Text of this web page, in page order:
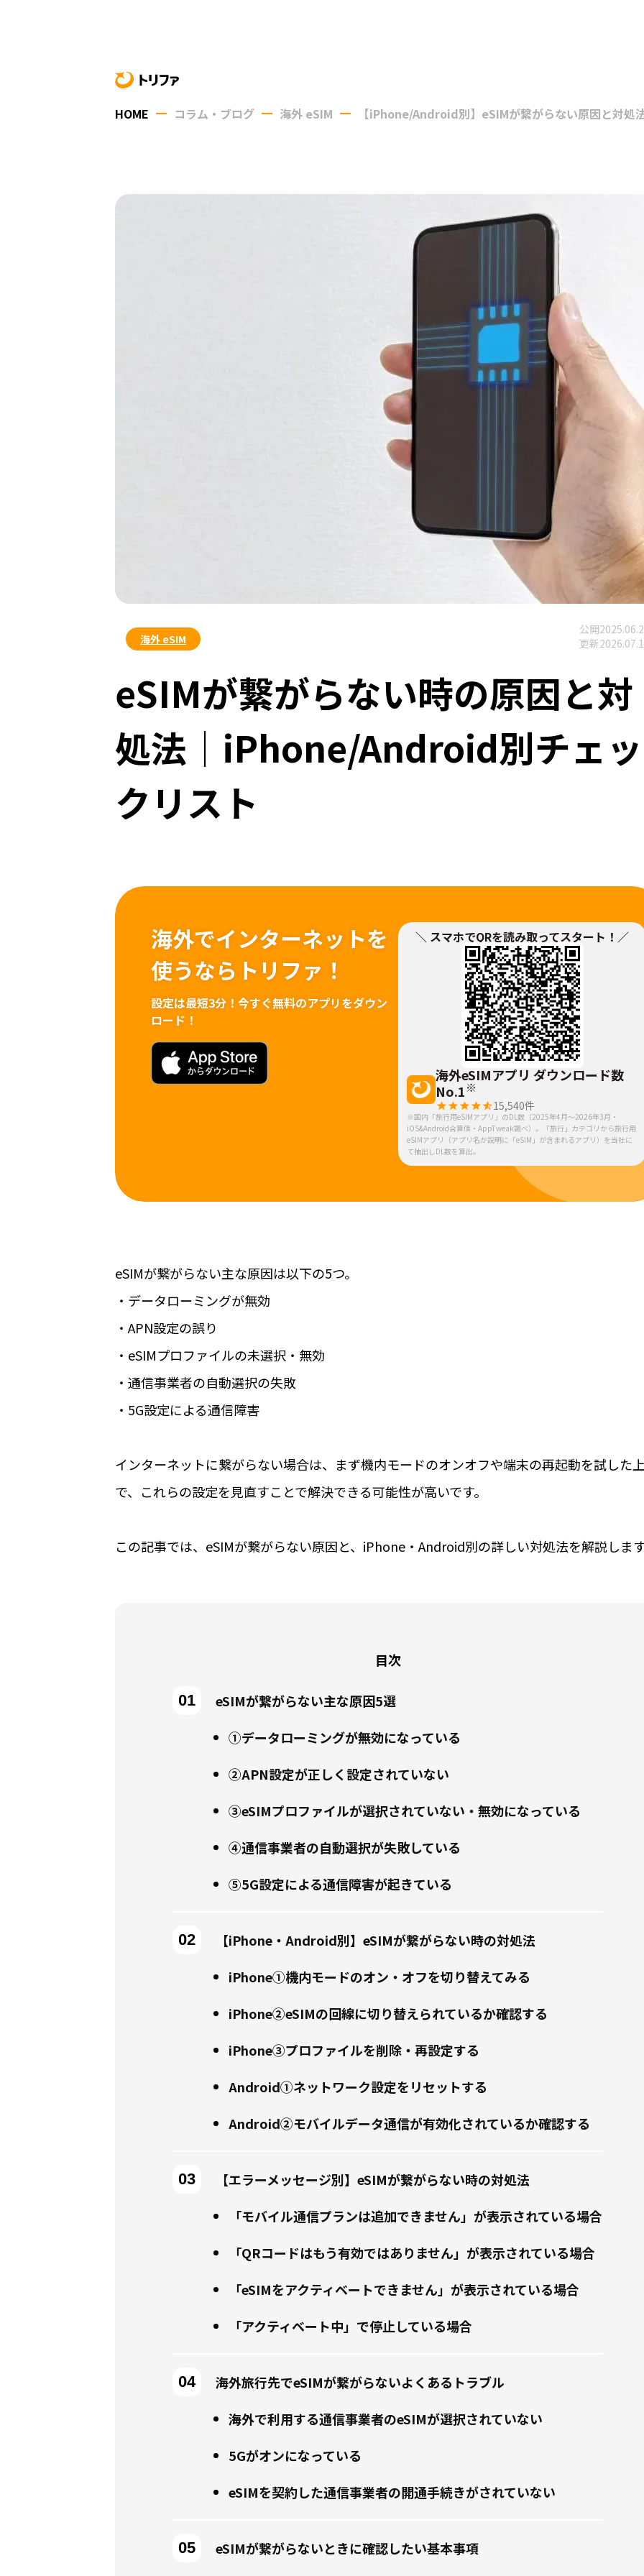
HOME コラム・ブログ 海外 eSIM 【iPhone/Android別】eSIMが繋がらない原因と対処
海外 eSIM
公開
更新
eSIMが繋がらない時の原因と対
処法｜iPhone/Android別チェッ
クリスト
海外でインターネットを
使うならトリファ！
設定は最短3分！ 今すぐ無料のアプリをダウン
ロード！
＼ スマホでQRを読み取ってスタート！／
海外eSIMアプリ ダウンロード数
No.1※
15,540件
※国内「旅行用eSIMアプリ」のDL数（2025年4月～2026年3月・
iOS&Android合算値・AppTweak調べ）。「旅行」カテゴリから旅行用
eSIMアプリ（アプリ名か説明に「eSIM」が含まれるアプリ）を当社に
て抽出しDL数を算出。
eSIMが繋がらない主な原因は以下の5つ。
・データローミングが無効
・APN設定の誤り
・eSIMプロファイルの未選択・無効
・通信事業者の自動選択の失敗
・5G設定による通信障害
インターネットに繋がらない場合は、まず機内モードのオンオフや端末の再起動を試した
で、これらの設定を見直すことで解決できる可能性が高いです。
この記事では、eSIMが繋がらない原因と、iPhone・Android別の詳しい対処法を解説しま
目次
eSIMが繋がらない主な原因5選
①データローミングが無効になっている
②APN設定が正しく設定されていない
③eSIMプロファイルが選択されていない・無効になっている
④通信事業者の自動選択が失敗している
⑤5G設定による通信障害が起きている
【iPhone・Android別】eSIMが繋がらない時の対処法
iPhone①機内モードのオン・オフを切り替えてみる
iPhone②eSIMの回線に切り替えられているか確認する
iPhone③プロファイルを削除・再設定する
Android①ネットワーク設定をリセットする
Android②モバイルデータ通信が有効化されているか確認する
【エラーメッセージ別】eSIMが繋がらない時の対処法
「モバイル通信プランは追加できません」が表示されている場合
「QRコードはもう有効ではありません」が表示されている場合
「eSIMをアクティベートできません」が表示されている場合
「アクティベート中」で停止している場合
海外旅行先でeSIMが繋がらないよくあるトラブル
海外で利用する通信事業者のeSIMが選択されていない
5Gがオンになっている
eSIMを契約した通信事業者の開通手続きがされていない
eSIMが繋がらないときに確認したい基本事項